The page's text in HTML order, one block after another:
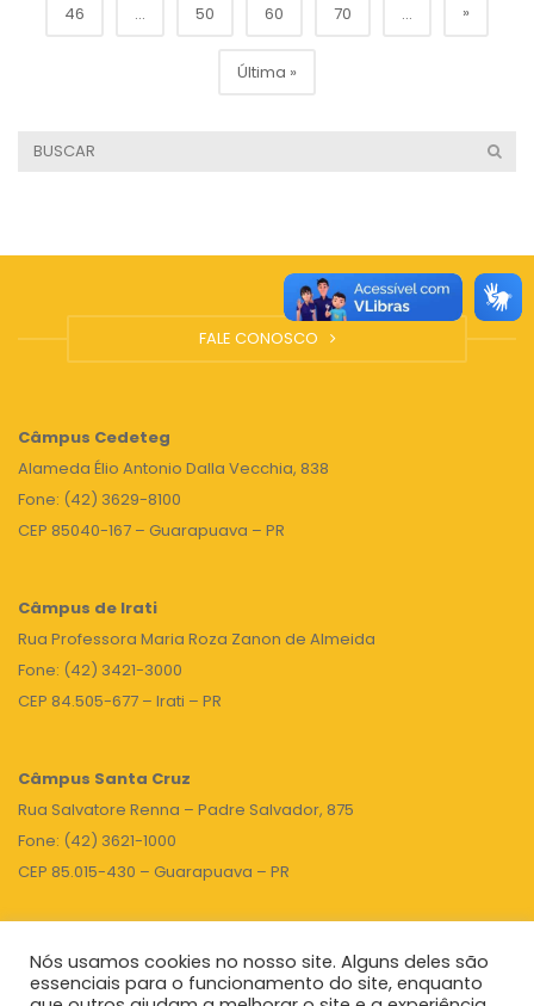
46 ... 50 60 70 ... »
Última »
FALE CONOSCO
Câmpus Cedeteg
Alameda Élio Antonio Dalla Vecchia, 838
Fone: (42) 3629-8100
CEP 85040-167 – Guarapuava – PR
Câmpus de Irati
Rua Professora Maria Roza Zanon de Almeida
Fone: (42) 3421-3000
CEP 84.505-677 – Irati – PR
Câmpus Santa Cruz
Rua Salvatore Renna – Padre Salvador, 875
Fone: (42) 3621-1000
CEP 85.015-430 – Guarapuava – PR
TOPO
Nós usamos cookies no nosso site. Alguns deles são
essenciais para o funcionamento do site, enquanto